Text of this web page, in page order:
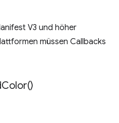
V3 und höher
müssen Callbacks
Color()